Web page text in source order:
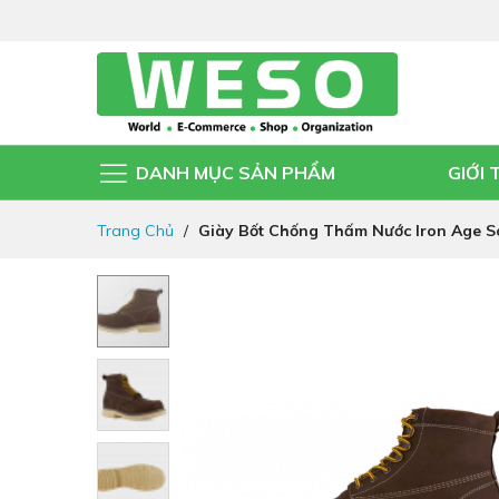
DANH MỤC SẢN PHẨM GIỚI
Trang Chủ Giày Bốt Chống Thấm Nước Iron Age
Chuyển
đến
phần
đầu
của
thư
viện
ảnh